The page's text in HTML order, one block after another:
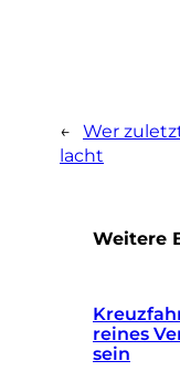
← Wer
lacht
Weitere
reines
sein